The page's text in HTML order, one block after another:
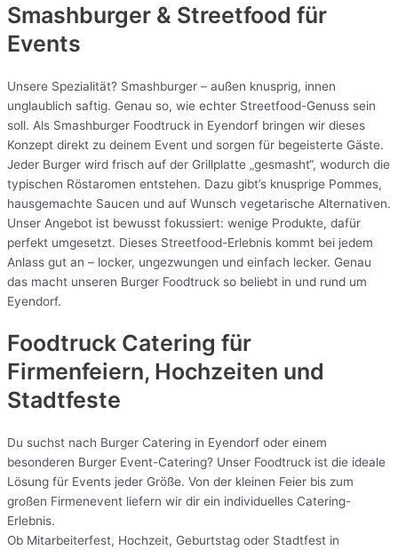
Smashburger & Streetfood für
Events
Unsere Spezialität? Smashburger – außen knusprig, innen
unglaublich saftig. Genau so, wie echter Streetfood-Genuss sein
soll. Als Smashburger Foodtruck in Eyendorf bringen wir dieses
Konzept direkt zu deinem Event und sorgen für begeisterte Gäste.
Jeder Burger wird frisch auf der Grillplatte „gesmasht“, wodurch die
typischen Röstaromen entstehen. Dazu gibt’s knusprige Pommes,
hausgemachte Saucen und auf Wunsch vegetarische Alternativen.
Unser Angebot ist bewusst fokussiert: wenige Produkte, dafür
perfekt umgesetzt. Dieses Streetfood-Erlebnis kommt bei jedem
Anlass gut an – locker, ungezwungen und einfach lecker. Genau
das macht unseren Burger Foodtruck so beliebt in und rund um
Eyendorf.
Foodtruck Catering für
Firmenfeiern, Hochzeiten und
Stadtfeste
Du suchst nach Burger Catering in Eyendorf oder einem
besonderen Burger Event-Catering? Unser Foodtruck ist die ideale
Lösung für Events jeder Größe. Von der kleinen Feier bis zum
großen Firmenevent liefern wir dir ein individuelles Catering-
Erlebnis.
Ob Mitarbeiterfest, Hochzeit, Geburtstag oder Stadtfest in